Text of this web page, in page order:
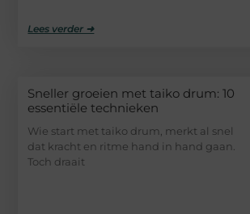
Lees verder ➜
Sneller groeien met taiko drum: 10
essentiële technieken
Wie start met taiko drum, merkt al snel
dat kracht en ritme hand in hand gaan.
Toch draait